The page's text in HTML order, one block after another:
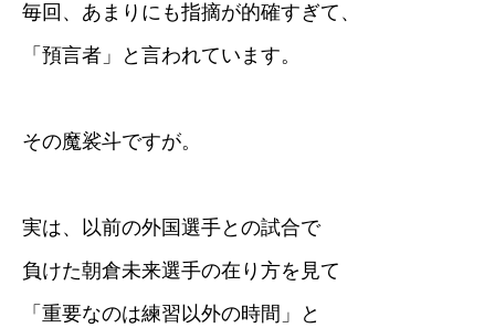
毎回、あまりにも指摘が的確すぎて、
「預言者」と言われています。
その魔裟斗ですが。
実は、以前の外国選手との試合で
負けた朝倉未来選手の在り方を見て
「重要なのは練習以外の時間」と